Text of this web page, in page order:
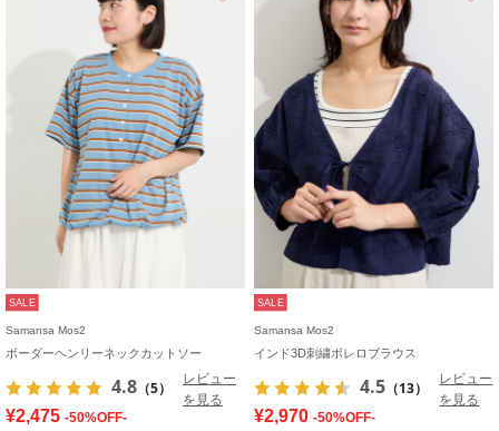
SALE
Samansa Mos2
ボーダーヘンリーネックカットソー
4.8 （5）
レビュー
を見る
¥2,475 -50%OFF-
SALE
Samansa Mos2
インド3D刺繍ボレロブラウス
4.5 （13）
レビュー
を見る
¥2,970 -50%OFF-